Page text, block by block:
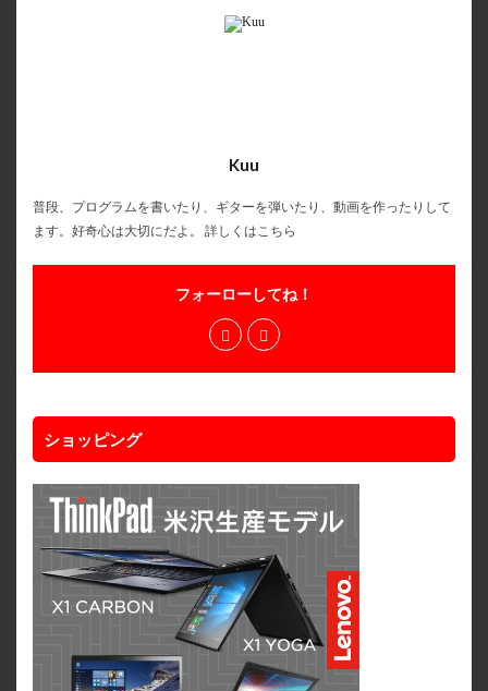
Kuu
普段、プログラムを書いたり、ギターを弾いたり、動画を作ったりして
ます。好奇心は大切にだよ。 詳しくはこちら
フォーローしてね！
ショッピング